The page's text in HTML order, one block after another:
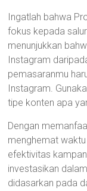
Ingatlah bahwa
fokus kepada
menunjukkan
Instagram
pemasaranmu
Instagram.
tipe konten apa
Dengan
menghemat
efektivitas
investasikan
didasarkan pada